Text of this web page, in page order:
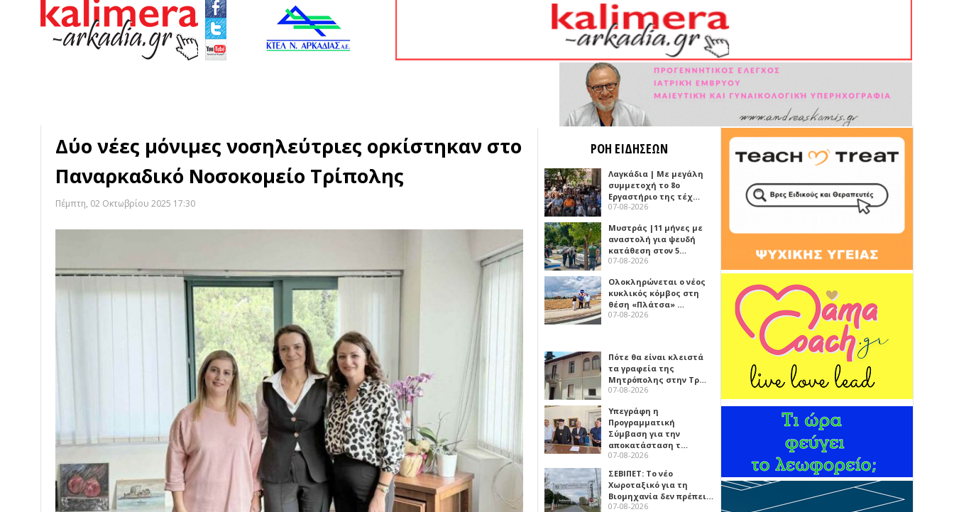
Δύο νέες μόνιμες νοσηλεύτριες ορκίστηκαν στο
Παναρκαδικό Νοσοκομείο Τρίπολης
Πέμπτη, 02 Οκτωβρίου 2025 17:30
ΡΟΗ ΕΙΔΗΣΕΩΝ
Λαγκάδια | Με μεγάλη
συμμετοχή το 8ο
Εργαστήριο της τέχ…
07-08-2026
Μυστράς |11 μήνες με
αναστολή για ψευδή
κατάθεση στον 5…
07-08-2026
Ολοκληρώνεται ο νέος
κυκλικός κόμβος στη
θέση «Πλάτσα» …
07-08-2026
Πότε θα είναι κλειστά
τα γραφεία της
Μητρόπολης στην Τρ…
07-08-2026
Υπεγράφη η
Προγραμματική
Σύμβαση για την
αποκατάσταση τ…
07-08-2026
ΣΕΒΙΠΕΤ: Το νέο
Χωροταξικό για τη
Βιομηχανία δεν πρέπει…
07-08-2026